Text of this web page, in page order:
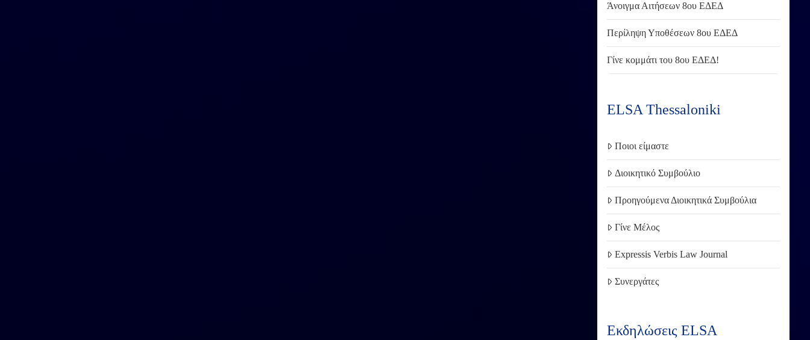
Άνοιγμα Αιτήσεων 8ου ΕΔΕΔ
Περίληψη Υποθέσεων 8ου ΕΔΕΔ
Γίνε κομμάτι του 8ου ΕΔΕΔ!
ELSA Thessaloniki
Ποιοι είμαστε
Διοικητικό Συμβούλιο
Προηγούμενα Διοικητικά Συμβούλια
Γίνε Μέλος
Expressis Verbis Law Journal
Συνεργάτες
Εκδηλώσεις ELSA